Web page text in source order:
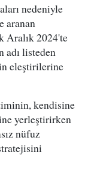
nedeniyle
aranan
Aralık 2024'te
adı listeden
eleştirilerine
kendisine
yerleştirirken
nüfuz